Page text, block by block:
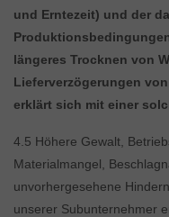
und Erntezeit) und der
längeres Trocknen von
Lieferverzögerungen
erklärt sich mit einer
4.5 Höhere Gewalt,
Materialmangel,
unvorhergesehene
unserer Subunternehmer